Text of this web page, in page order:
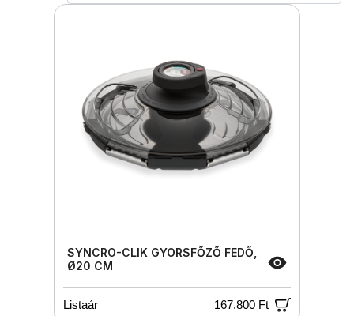
SYNCRO-CLIK GYORSFŐZŐ FEDŐ,
Ø20 CM
Listaár 167.800 Ft